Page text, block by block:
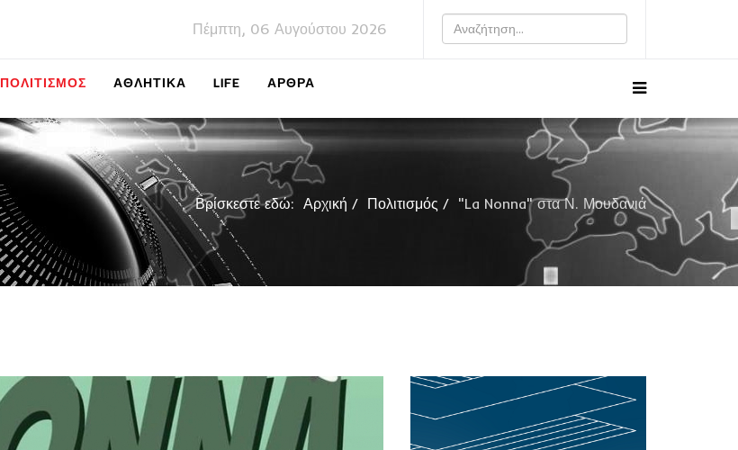
Πέμπτη, 06 Αυγούστου 2026
ΠΟΛΙΤΙΣΜΌΣ ΑΘΛΗΤΙΚΆ LIFE ΑΡΘΡΑ
Βρίσκεστε εδώ: Αρχική Πολιτισμός "La Nonna" στα Ν. Μουδανιά